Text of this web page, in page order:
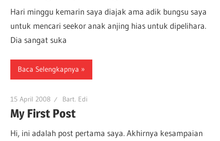
Hari minggu kemarin saya diajak ama adik bungsu saya
untuk mencari seekor anak anjing hias untuk dipelihara.
Dia sangat suka
Baca Selengkapnya
15 April 2008 Bart. Edi
My First Post
Hi, ini adalah post pertama saya. Akhirnya kesampaian